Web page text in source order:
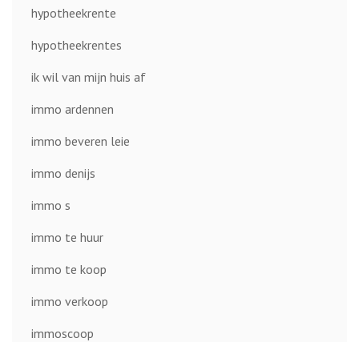
hypotheekrente
hypotheekrentes
ik wil van mijn huis af
immo ardennen
immo beveren leie
immo denijs
immo s
immo te huur
immo te koop
immo verkoop
immoscoop